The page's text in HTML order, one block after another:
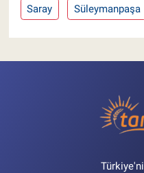
Saray Süleymanpaşa